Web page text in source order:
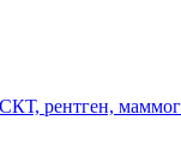
рентген,